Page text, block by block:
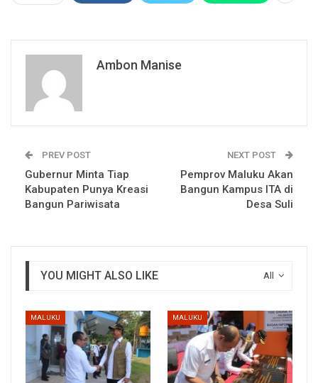
Ambon Manise
PREV POST
Gubernur Minta Tiap
Kabupaten Punya Kreasi
Bangun Pariwisata
NEXT POST
Pemprov Maluku Akan
Bangun Kampus ITA di
Desa Suli
All
YOU MIGHT ALSO LIKE
MALUKU MALUKU